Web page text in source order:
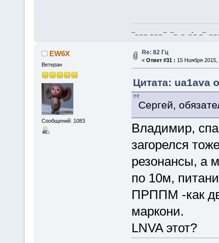
--_ _ _ _ _ _ -- --_ _ _-_ _-- _ _
EW6X
Ветеран
Сообщений: 1083
Re: 82 Гц
« Ответ #31 : 15 Ноября 2015,
Цитата: ua1ava
Сергей,
Владимир,
загорелся
резонансы, а
по 10м,
ПРППМ -как
маркони.
LNVA этот?